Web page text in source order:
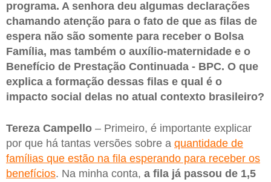
programa. A senhora deu algumas declarações
chamando atenção para o fato de que as filas de
espera não são somente para receber o Bolsa
Família, mas também o auxílio-maternidade e o
Benefício de Prestação Continuada - BPC. O que
explica a formação dessas filas e qual é o
impacto social delas no atual contexto brasileiro?
Tereza Campello – Primeiro, é importante explicar
por que há tantas versões sobre a quantidade de
famílias que estão na fila esperando para receber os
benefícios. Na minha conta, a fila já passou de 1,5